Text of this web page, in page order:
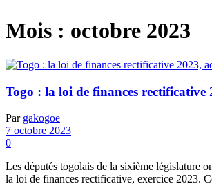
Mois : octobre 2023
Togo : la loi de finances rectificative
Par gakogoe
7 octobre 2023
0
Les députés togolais de la sixième législature
la loi de finances rectificative, exercice 2023.